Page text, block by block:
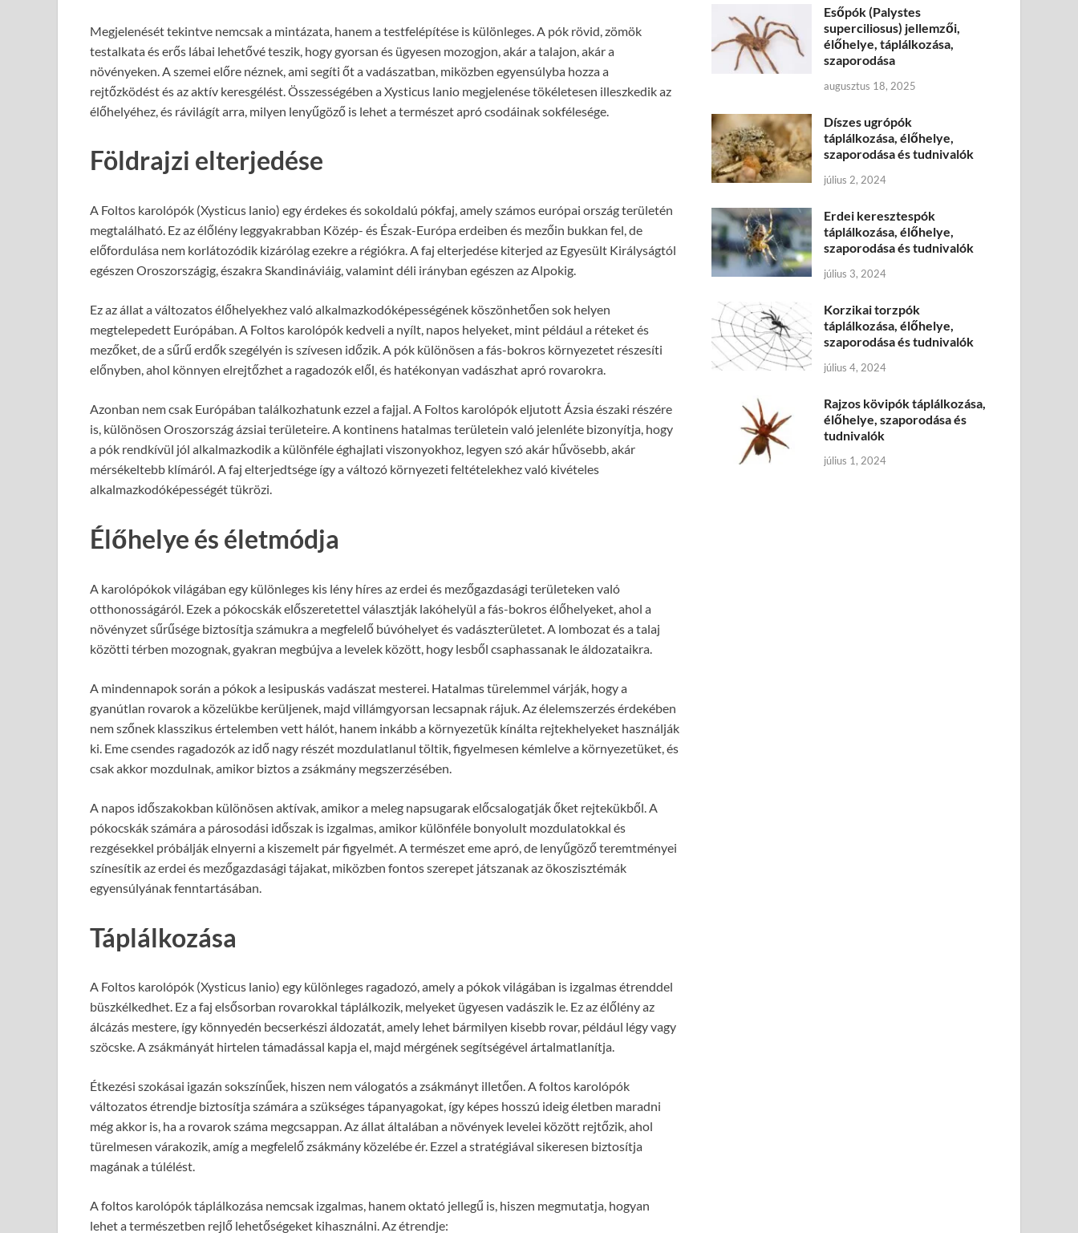
Megjelenését tekintve nemcsak a mintázata, hanem a testfelépítése is különleges. A pók rövid, zömök
testalkata és erős lábai lehetővé teszik, hogy gyorsan és ügyesen mozogjon, akár a talajon, akár a
növényeken. A szemei előre néznek, ami segíti őt a vadászatban, miközben egyensúlyba hozza a
rejtőzködést és az aktív keresgélést. Összességében a Xysticus lanio megjelenése tökéletesen illeszkedik az
élőhelyéhez, és rávilágít arra, milyen lenyűgöző is lehet a természet apró csodáinak sokfélesége.
Földrajzi elterjedése
A Foltos karolópók (Xysticus lanio) egy érdekes és sokoldalú pókfaj, amely számos európai ország területén
megtalálható. Ez az élőlény leggyakrabban Közép- és Észak-Európa erdeiben és mezőin bukkan fel, de
előfordulása nem korlátozódik kizárólag ezekre a régiókra. A faj elterjedése kiterjed az Egyesült Királyságtól
egészen Oroszországig, északra Skandináviáig, valamint déli irányban egészen az Alpokig.
Ez az állat a változatos élőhelyekhez való alkalmazkodóképességének köszönhetően sok helyen
megtelepedett Európában. A Foltos karolópók kedveli a nyílt, napos helyeket, mint például a réteket és
mezőket, de a sűrű erdők szegélyén is szívesen időzik. A pók különösen a fás-bokros környezetet részesíti
előnyben, ahol könnyen elrejtőzhet a ragadozók elől, és hatékonyan vadászhat apró rovarokra.
Azonban nem csak Európában találkozhatunk ezzel a fajjal. A Foltos karolópók eljutott Ázsia északi részére
is, különösen Oroszország ázsiai területeire. A kontinens hatalmas területein való jelenléte bizonyítja, hogy
a pók rendkívül jól alkalmazkodik a különféle éghajlati viszonyokhoz, legyen szó akár hűvösebb, akár
mérsékeltebb klímáról. A faj elterjedtsége így a változó környezeti feltételekhez való kivételes
alkalmazkodóképességét tükrözi.
Élőhelye és életmódja
A karolópókok világában egy különleges kis lény híres az erdei és mezőgazdasági területeken való
otthonosságáról. Ezek a pókocskák előszeretettel választják lakóhelyül a fás-bokros élőhelyeket, ahol a
növényzet sűrűsége biztosítja számukra a megfelelő búvóhelyet és vadászterületet. A lombozat és a talaj
közötti térben mozognak, gyakran megbújva a levelek között, hogy lesből csaphassanak le áldozataikra.
A mindennapok során a pókok a lesipuskás vadászat mesterei. Hatalmas türelemmel várják, hogy a
gyanútlan rovarok a közelükbe kerüljenek, majd villámgyorsan lecsapnak rájuk. Az élelemszerzés érdekében
nem szőnek klasszikus értelemben vett hálót, hanem inkább a környezetük kínálta rejtekhelyeket használják
ki. Eme csendes ragadozók az idő nagy részét mozdulatlanul töltik, figyelmesen kémlelve a környezetüket, és
csak akkor mozdulnak, amikor biztos a zsákmány megszerzésében.
A napos időszakokban különösen aktívak, amikor a meleg napsugarak előcsalogatják őket rejtekükből. A
pókocskák számára a párosodási időszak is izgalmas, amikor különféle bonyolult mozdulatokkal és
rezgésekkel próbálják elnyerni a kiszemelt pár figyelmét. A természet eme apró, de lenyűgöző teremtményei
színesítik az erdei és mezőgazdasági tájakat, miközben fontos szerepet játszanak az ökoszisztémák
egyensúlyának fenntartásában.
Táplálkozása
A Foltos karolópók (Xysticus lanio) egy különleges ragadozó, amely a pókok világában is izgalmas étrenddel
büszkélkedhet. Ez a faj elsősorban rovarokkal táplálkozik, melyeket ügyesen vadászik le. Ez az élőlény az
álcázás mestere, így könnyedén becserkészi áldozatát, amely lehet bármilyen kisebb rovar, például légy vagy
szöcske. A zsákmányát hirtelen támadással kapja el, majd mérgének segítségével ártalmatlanítja.
Étkezési szokásai igazán sokszínűek, hiszen nem válogatós a zsákmányt illetően. A foltos karolópók
változatos étrendje biztosítja számára a szükséges tápanyagokat, így képes hosszú ideig életben maradni
még akkor is, ha a rovarok száma megcsappan. Az állat általában a növények levelei között rejtőzik, ahol
türelmesen várakozik, amíg a megfelelő zsákmány közelébe ér. Ezzel a stratégiával sikeresen biztosítja
magának a túlélést.
A foltos karolópók táplálkozása nemcsak izgalmas, hanem oktató jellegű is, hiszen megmutatja, hogyan
lehet a természetben rejlő lehetőségeket kihasználni. Az étrendje:
Esőpók (Palystes
superciliosus) jellemzői,
élőhelye, táplálkozása,
szaporodása
augusztus 18, 2025
Díszes ugrópók
táplálkozása, élőhelye,
szaporodása és tudnivalók
július 2, 2024
Erdei keresztespók
táplálkozása, élőhelye,
szaporodása és tudnivalók
július 3, 2024
Korzikai torzpók
táplálkozása, élőhelye,
szaporodása és tudnivalók
július 4, 2024
Rajzos kövipók táplálkozása,
élőhelye, szaporodása és
tudnivalók
július 1, 2024